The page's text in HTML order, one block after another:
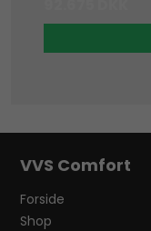
VVS Comfort
Forside
Shop